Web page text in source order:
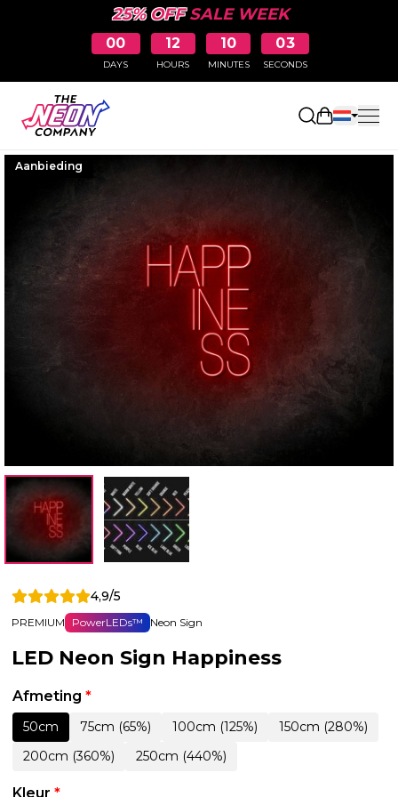
25% OFFSALE WEEK
00
DAYS
12
HOURS
10
MINUTES
02
SECONDS
Aanbieding
4,9/5
PREMIUM PowerLEDs™ Neon Sign
LED Neon Sign Happiness
Afmeting *
50cm 75cm (65%) 100cm (125%)
150cm (280%)
200cm (360%)
250cm (440%)
Kleur *